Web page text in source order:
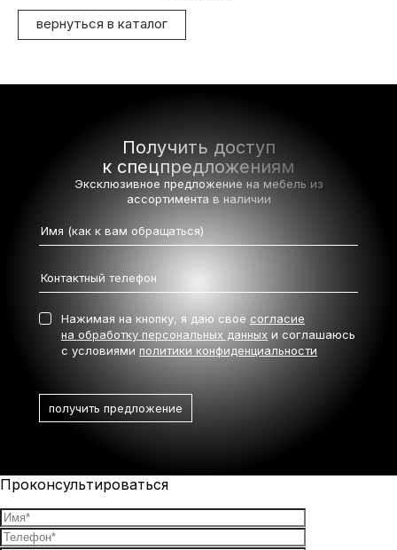
вернуться в каталог
Получить доступ
к спецпредложениям
Эксклюзивное предложение на мебель из
ассортимента в наличии
Нажимая на кнопку, я даю свое согласие
на обработку персональных данных и соглашаюсь
с условиями политики конфиденциальности
Проконсультироваться